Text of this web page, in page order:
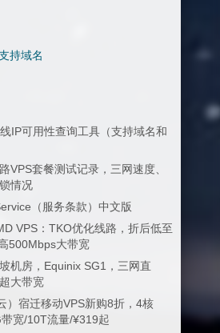
持域名
IP可用性查询工具（支持域名和
VPS套餐测试记录，三网速度、
情况
（服务条款）中文版
VPS：TKO优化线路，折后低至
500Mbps大带宽
机房，Equinix SG1，三网直
大带宽
）宿迁移动VPS新购8折，4核
宽/10T流量/¥319起